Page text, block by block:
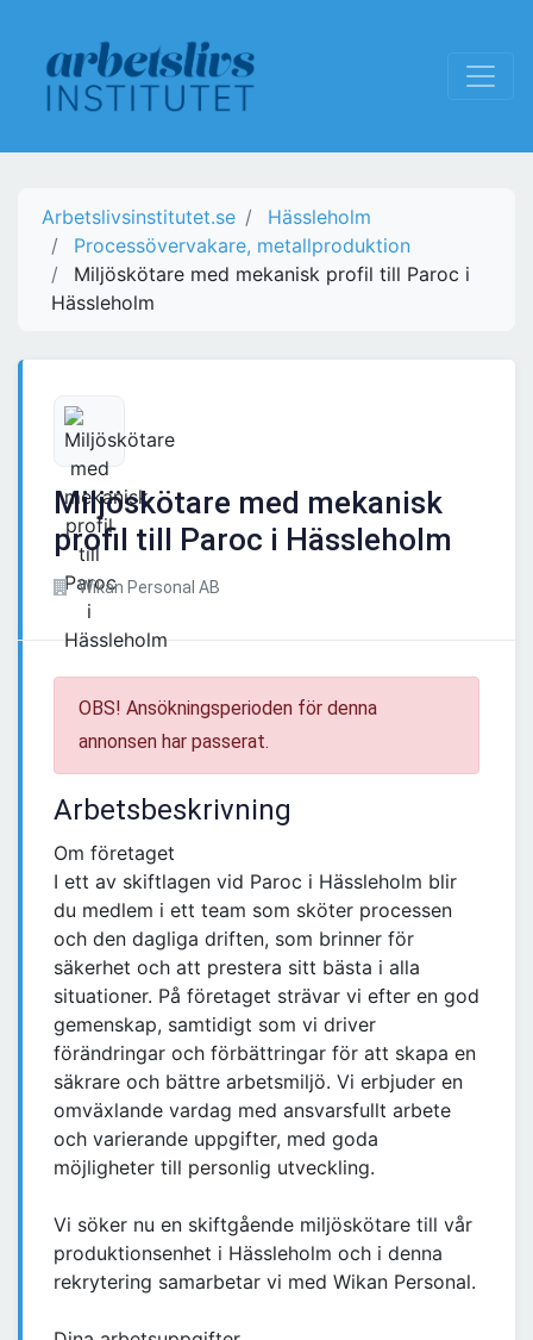
Arbetslivsinstitutet.se
Hässleholm
Processövervakare, metallproduktion
Miljöskötare med mekanisk profil till Paroc i
Hässleholm
Miljöskötare med mekanisk
profil till Paroc i Hässleholm
Wikan Personal AB
OBS! Ansökningsperioden för denna
annonsen har passerat.
Arbetsbeskrivning
Om företaget
I ett av skiftlagen vid Paroc i Hässleholm blir
du medlem i ett team som sköter processen
och den dagliga driften, som brinner för
säkerhet och att prestera sitt bästa i alla
situationer. På företaget strävar vi efter en god
gemenskap, samtidigt som vi driver
förändringar och förbättringar för att skapa en
säkrare och bättre arbetsmiljö. Vi erbjuder en
omväxlande vardag med ansvarsfullt arbete
och varierande uppgifter, med goda
möjligheter till personlig utveckling.
Vi söker nu en skiftgående miljöskötare till vår
produktionsenhet i Hässleholm och i denna
rekrytering samarbetar vi med Wikan Personal.